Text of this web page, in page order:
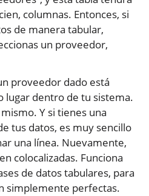
columnas. Entonces, si
de manera tabular,
un proveedor,
proveedor dado está
lugar dentro de tu sistema.
Y si tienes una
tus datos, es muy sencillo
una línea. Nuevamente,
colocalizadas. Funciona
de datos tabulares, para
simplemente perfectas.